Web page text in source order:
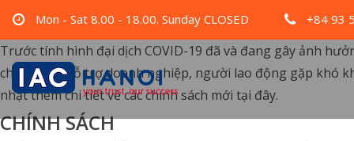
Mon - Sat 8.00 - 18.00. Sunday CLOSED +84 93
Trước tính hình đại dịch COVID-19 đã và đang gây ảnh
chính sách hỗ trợ doanh nghiệp, người lao động gặp khó
nhật thêm chi tiết về các chính sách mới tại đây.
CHÍNH SÁCH